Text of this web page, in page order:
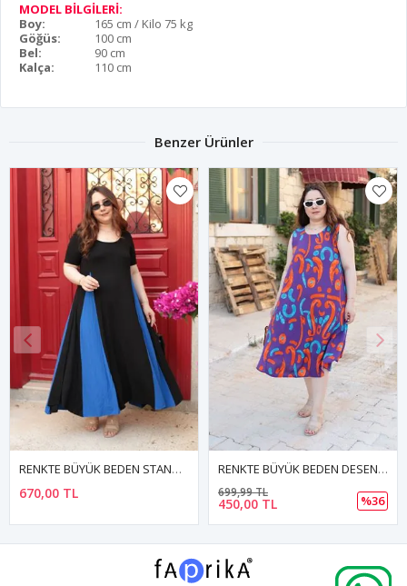
MODEL BİLGİLERİ:
Boy:
165 cm / Kilo 75 kg
Göğüs:
100 cm
Bel:
90 cm
Kalça:
110 cm
Benzer Ürünler
450,00 TL
699,99 TL
RENKTE BÜYÜK BEDEN GENİŞ KESİM DESENLİ ELBİSE
500,00 TL